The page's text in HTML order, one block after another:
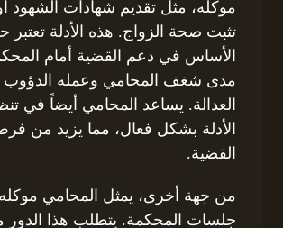
موكله، مثل تقديم شهادات الشهود
تثبت صحة الزواج. هذه الأدلة تعتبر
الأساس في دعم القضية أمام
مدى شغف المحامي وعمله الدؤوب
العدالة. يساعد المحامي أيضاً في
الأدلة بشكل فعال، مما يزيد من
القضية.
من جهة أخرى، يمثل المحامي موكله
جلسات المحكمة. يتطلب هذا الدور